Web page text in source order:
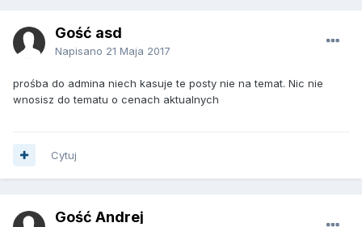
Gość asd
Napisano 21 Maja 2017
prośba do admina niech kasuje te posty nie na temat. Nic nie
wnosisz do tematu o cenach aktualnych
Cytuj
Gość Andrej